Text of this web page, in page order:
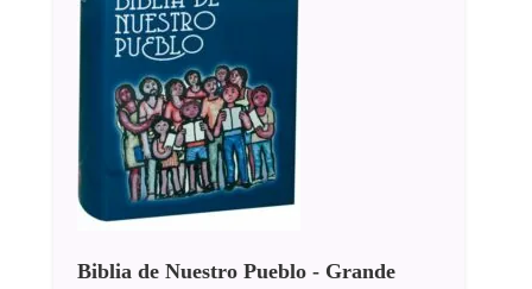
Biblia de Nuestro Pueblo - Grande